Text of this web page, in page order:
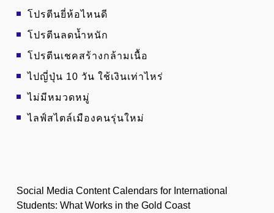
โปรตีนยี่ห้อไหนดี
โปรตีนลดน้ำหนัก
โปรตีนเชคสร้างกล้ามเนื้อ
ไปญี่ปุ่น 10 วัน ใช้เงินเท่าไหร่
ไม่มีหมวดหมู่
ไลฟ์สไตล์เมืองคนรุ่นใหม่
Social Media Content Calendars for International
Students: What Works in the Gold Coast